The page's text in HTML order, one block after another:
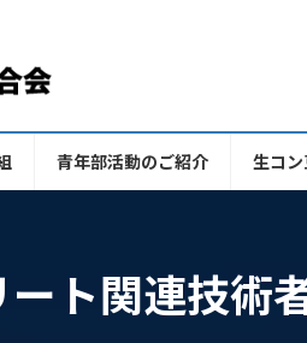
青年部活動のご紹介 生コ
ト関連技術